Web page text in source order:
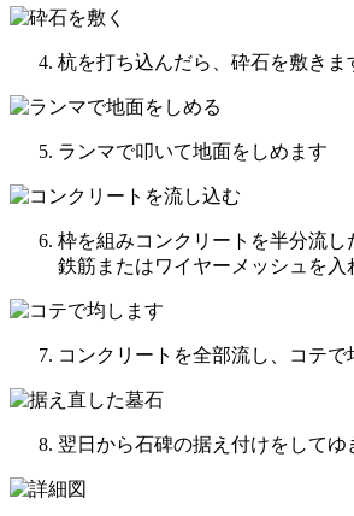
杭を打ち込んだら、砕石を敷きま
ランマで叩いて地面をしめます
枠を組みコンクリートを半分流し
鉄筋またはワイヤーメッシュを入
コンクリートを全部流し、コテで
翌日から石碑の据え付けをしてゆ